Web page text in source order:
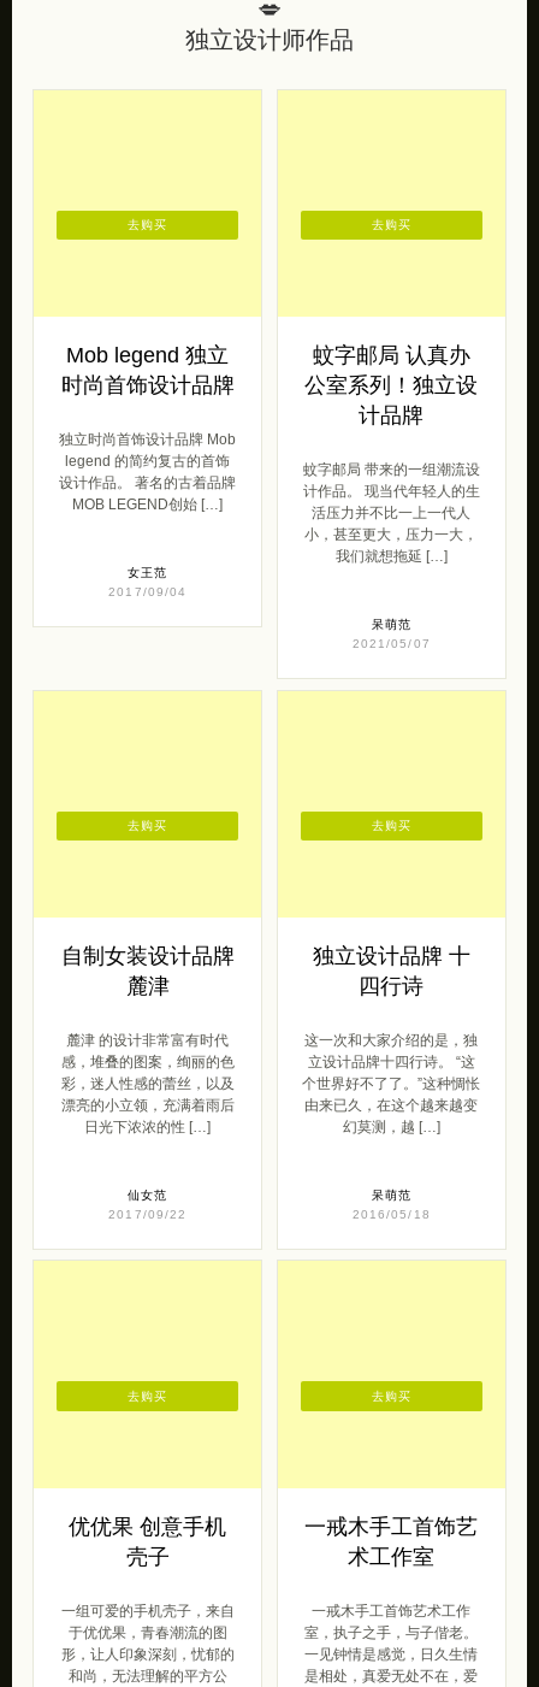
💋
独立设计师作品
Mob legend 独立
时尚首饰设计品牌
独立时尚首饰设计品牌 Mob
legend 的简约复古的首饰
设计作品。 著名的古着品牌
MOB LEGEND创始 […]
女王范
2017/09/04
去购买
蚊字邮局 认真办
公室系列！独立设
计品牌
蚊字邮局 带来的一组潮流设
计作品。 现当代年轻人的生
活压力并不比一上一代人
小，甚至更大，压力一大，
我们就想拖延 […]
呆萌范
2021/05/07
去购买
自制女装设计品牌
麓津
麓津 的设计非常富有时代
感，堆叠的图案，绚丽的色
彩，迷人性感的蕾丝，以及
漂亮的小立领，充满着雨后
日光下浓浓的性 […]
仙女范
2017/09/22
去购买
独立设计品牌 十
四行诗
这一次和大家介绍的是，独
立设计品牌十四行诗。 “这
个世界好不了了。”这种惆怅
由来已久，在这个越来越变
幻莫测，越 […]
呆萌范
2016/05/18
去购买
优优果 创意手机
壳子
一组可爱的手机壳子，来自
于优优果，青春潮流的图
形，让人印象深刻，忧郁的
和尚，无法理解的平方公
去购买
一戒木手工首饰艺
术工作室
一戒木手工首饰艺术工作
室，执子之手，与子偕老。
一见钟情是感觉，日久生情
是相处，真爱无处不在，爱
去购买